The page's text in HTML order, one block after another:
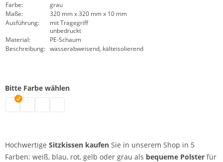
Farbe:
grau
Maße:
320 mm x 320 mm x 10 mm
Ausführung:
mit Tragegriff
unbedruckt
Material:
PE-Schaum
Beschreibung: wasserabweisend, kälteisolierend
Bitte Farbe wählen
Sitzkissen bunt | grau
Sitzkissen bunt | weiß
Hochwertige Sitzkissen kaufen Sie in unserem Shop in 5
Farben: weiß, blau, rot, gelb oder grau als bequeme Polster für